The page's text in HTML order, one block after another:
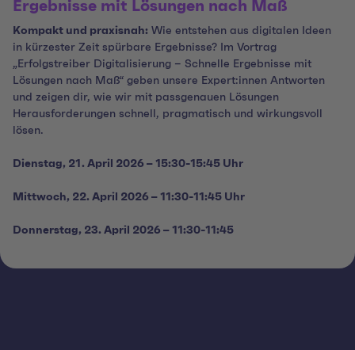
Ergebnisse mit Lösungen nach Maß
Kompakt und praxisnah: Wie entstehen aus digitalen Ideen
in kürzester Zeit spürbare Ergebnisse? Im Vortrag
„Erfolgstreiber Digitalisierung – Schnelle Ergebnisse mit
Lösungen nach Maß“ geben unsere Expert:innen Antworten
und zeigen dir, wie wir mit passgenauen Lösungen
Herausforderungen schnell, pragmatisch und wirkungsvoll
lösen.
Dienstag, 21. April 2026 – 15:30-15:45 Uhr
Mittwoch, 22. April 2026 – 11:30-11:45 Uhr
Donnerstag, 23. April 2026 – 11:30-11:45